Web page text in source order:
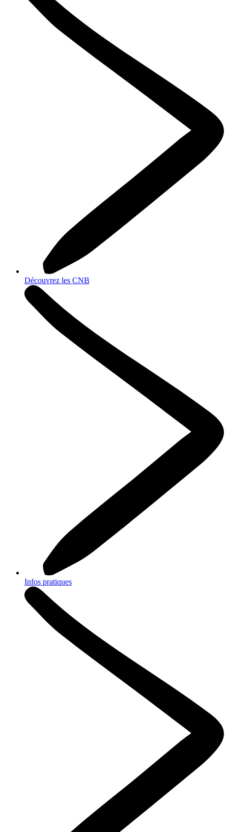
Découvrez les CNB
Infos pratiques